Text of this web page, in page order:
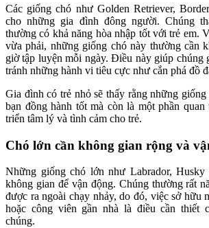
Các giống chó như Golden Retriever,
cho những gia đình đông người. Chúng
thường có khả năng hòa nhập tốt với trẻ em.
vừa phải, những giống chó này thường cần
giờ tập luyện mỗi ngày. Điều này giúp chúng
tránh những hành vi tiêu cực như cắn phá đồ
Gia đình có trẻ nhỏ sẽ thấy rằng những
bạn đồng hành tốt mà còn là một phần
triển tâm lý và tình cảm cho trẻ.
Chó lớn cần không gian rộng và
Những giống chó lớn như Labrador, Husky
không gian để vận động. Chúng thường rất
được ra ngoài chạy nhảy, do đó, việc sở hữu
hoặc công viên gần nhà là điều cần thiết
chúng.